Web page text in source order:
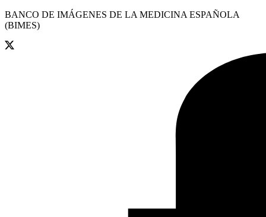
BANCO DE IMÁGENES DE LA MEDICINA ESPAÑOLA
(BIMES)